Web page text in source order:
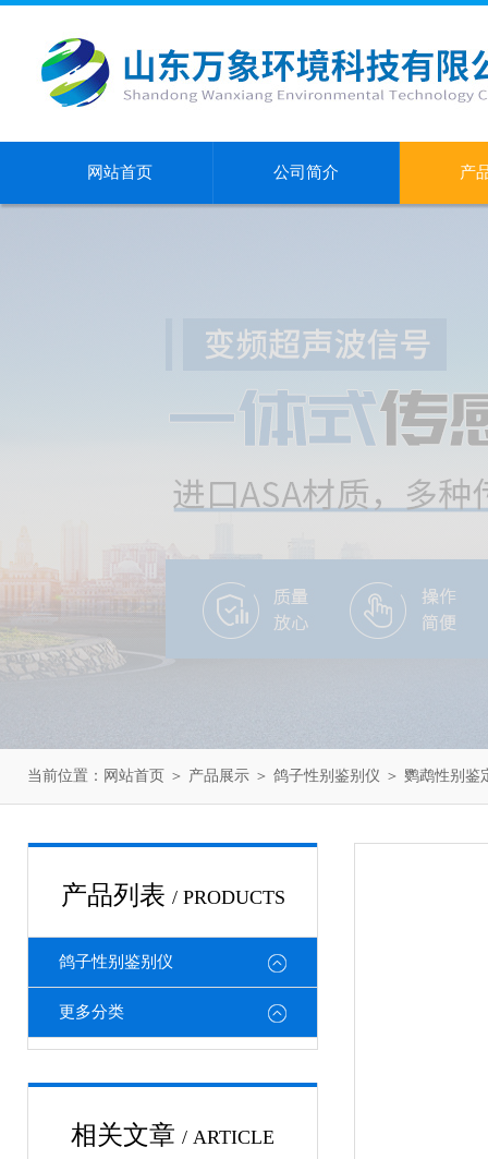
网站首页 公司简介 产
当前位置： 网站首页 ＞ 产品展示 ＞ 鸽子性别鉴别仪 ＞ 鹦鹉性别鉴
产品列表 / PRODUCTS
鸽子性别鉴别仪
更多分类
相关文章 / ARTICLE